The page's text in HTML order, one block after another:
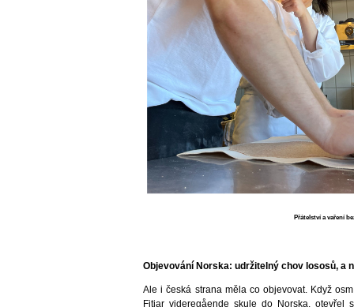
Přátelství a vaření
Objevování Norska: udržitelný chov lososů, a
Ale i česká strana měla co objevovat. Když
Fitjar videregående skule do Norska, otevřel